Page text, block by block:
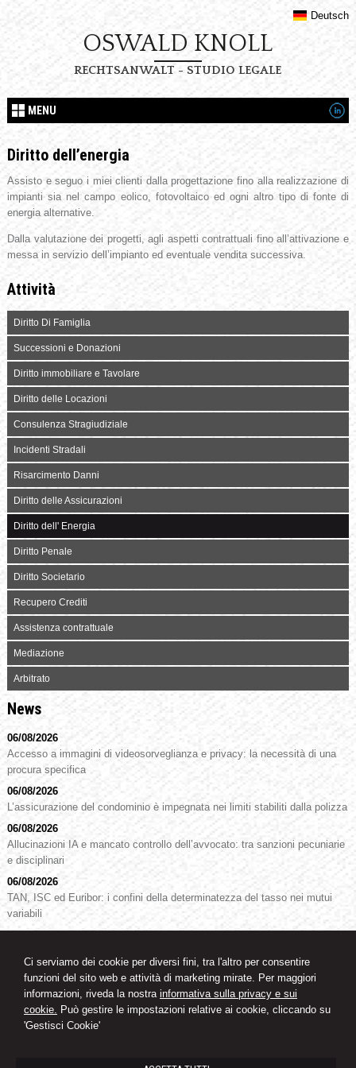
Ci serviamo dei cookie per diversi fini, tra l'altro per consentire
funzioni del sito web e attività di marketing mirate. Per maggiori
informazioni, riveda la nostra informativa sulla privacy e sui
cookie. Può gestire le impostazioni relative ai cookie, cliccando su
'Gestisci Cookie'
Deutsch
OSWALD KNOLL
RECHTSANWALT - STUDIO LEGALE
MENU
Diritto dell’energia
Assisto e seguo i miei clienti dalla progettazione fino alla realizzazione di
impianti sia nel campo eolico, fotovoltaico ed ogni altro tipo di fonte di
energia alternative.
Dalla valutazione dei progetti, agli aspetti contrattuali fino all’attivazione e
messa in servizio dell’impianto ed eventuale vendita successiva.
Attività
Diritto Di Famiglia
Successioni e Donazioni
Diritto immobiliare e Tavolare
Diritto delle Locazioni
Consulenza Stragiudiziale
Incidenti Stradali
Risarcimento Danni
Diritto delle Assicurazioni
Diritto dell' Energia
Diritto Penale
Diritto Societario
Recupero Crediti
Assistenza contrattuale
Mediazione
Arbitrato
News
06/08/2026
Accesso a immagini di videosorveglianza e privacy: la necessità di una
procura specifica
06/08/2026
L’assicurazione del condominio è impegnata nei limiti stabiliti dalla polizza
06/08/2026
Allucinazioni IA e mancato controllo dell’avvocato: tra sanzioni pecuniarie
e disciplinari
06/08/2026
TAN, ISC ed Euribor: i confini della determinatezza del tasso nei mutui
variabili
05/08/2026
05/08/2026
Condominio: niente impugnazione per le delibere “preparatorie”